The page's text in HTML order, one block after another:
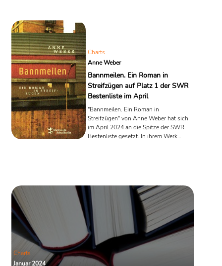
Charts
Anne Weber
Bannmeilen. Ein Roman in
Streifzügen auf Platz 1 der SWR
Bestenliste im April
"Bannmeilen. Ein Roman in
Streifzügen" von Anne Weber hat sich
im April 2024 an die Spitze der SWR
Bestenliste gesetzt. In ihrem Werk
Charts
Januar 2024